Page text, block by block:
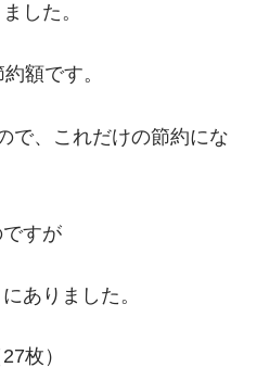
した。
額です。
で、これだけの節約にな
すが
ありました。
枚）